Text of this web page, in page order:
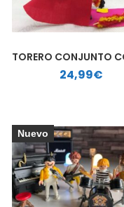
24,99€
Nuevo